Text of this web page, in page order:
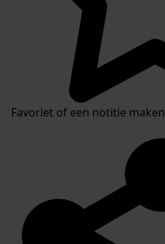
Favoriet of een notitie maken